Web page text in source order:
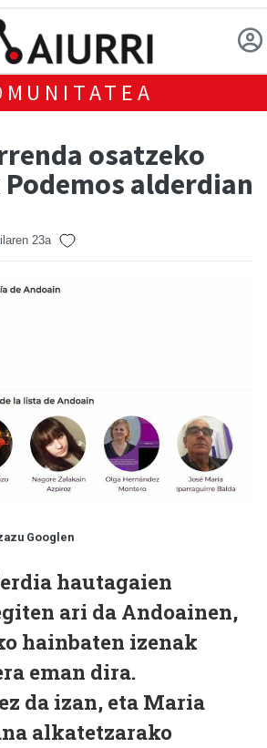
osatzeko
alderdian
23a
Googlen
hautagaien
ari da Andoainen,
hainbaten izenak
eman dira.
da izan, eta Maria
alkatetzarako